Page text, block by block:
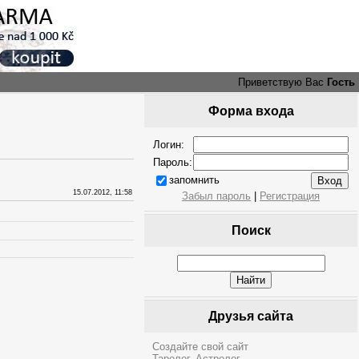
Приветствую Вас Гость
15.07.2012, 11:58
Форма входа
Логин:
Пароль:
запомнить
Забыл пароль
Регистрация
Поиск
Друзья сайта
Создайте свой сайт